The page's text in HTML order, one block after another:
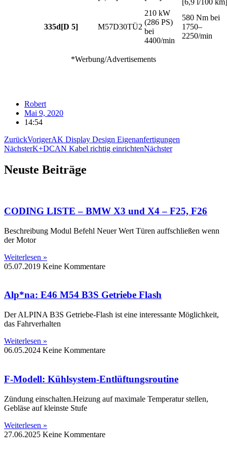
335d[D 5] M57D30TÜ2
210 kW
(286 PS)
bei
4400/min
580 Nm bei
1750–
2250/min
*Werbung/Advertisements
Robert
Mai 9, 2020
14:54
ZurückVorigerAK Display Design Eigenanfertigungen
NächsterK+DCAN Kabel richtig einrichtenNächster
Neuste Beiträge
CODING LISTE – BMW X3 und X4 – F25, F26
Beschreibung Modul Befehl Neuer Wert Türen auffschließen wenn
der Motor
Weiterlesen »
05.07.2019 Keine Kommentare
Alp*na: E46 M54 B3S Getriebe Flash
Der ALPINA B3S Getriebe-Flash ist eine interessante Möglichkeit,
das Fahrverhalten
Weiterlesen »
06.05.2024 Keine Kommentare
F-Modell: Kühlsystem-Entlüftungsroutine
Zündung einschalten.Heizung auf maximale Temperatur stellen,
Gebläse auf kleinste Stufe
Weiterlesen »
27.06.2025 Keine Kommentare